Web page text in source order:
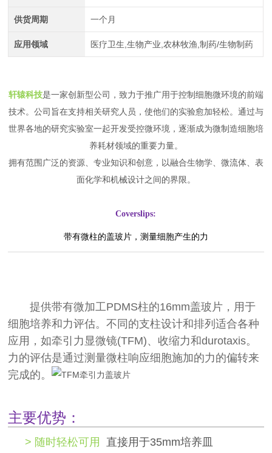
供货周期 一个月
应用领域 医疗卫生,生物产业,农林牧渔,制药/生物制药
轩辕科技是一家创新型公司，致力于推广用于控制细胞微环境的前端
技术。公司旨在支持相关研究人员，使他们的实验愈加轻松。通过与
世界各地的研究实验室一起开发受控微环境， 逐渐成为微制造细胞培
养耗材领域的重要力量。
拥有范围广泛的资源、专业知识和创意，以融合生物学、微流体、表
面化学和机械设计之间的界限。
Coverslips:
带有微柱的盖玻片，测量细胞产生的力
提供带有微加工PDMS柱的16mm盖玻片，用于
细胞培养和力评估。不同的支柱设计和排列适合各种
应用，如牵引力显微镜(TFM)、收缩力和durotaxis。
力的评估是通过测量微柱响应细胞施加的力的偏转来
完成的。
主要优势：
> 随时轻松可用 直接用于35mm培养皿